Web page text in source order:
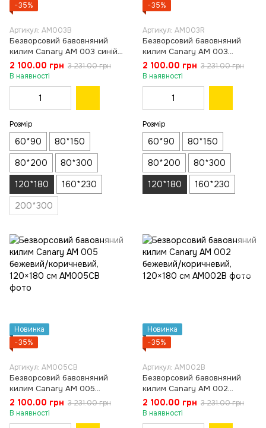
−35%
Артикул: AM003B
Безворсовий бавовняний
килим Canary AM 003 синій/
коричневий, 120×180 см
2 100.00 грн 3 231.00 грн
В наявності
Розмір
60*90
80*150
80*200
80*300
120*180
160*230
200*300
−35%
Артикул: AM003R
Безворсовий бавовняний
килим Canary AM 003
червоний/коричневий,
120×180 см
2 100.00 грн 3 231.00 грн
В наявності
Розмір
60*90
80*150
80*200
80*300
120*180
160*230
Новинка
−35%
Артикул: AM005CB
Безворсовий бавовняний
килим Canary AM 005
бежевий/коричневий,
120×180 см
2 100.00 грн 3 231.00 грн
В наявності
Новинка
−35%
Артикул: AM002B
Безворсовий бавовняний
килим Canary AM 002
бежевий/коричневий,
120×180 см
2 100.00 грн 3 231.00 грн
В наявності